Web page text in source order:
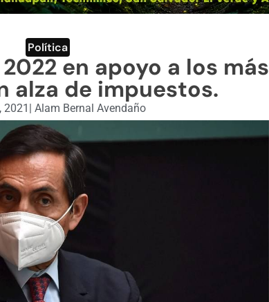
Política
en apoyo a los más
alza de impuestos.
2021 Alam Bernal Avendaño